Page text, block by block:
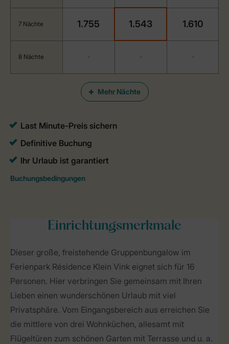
Mehr Nächte
7 Nächte 1.755 1.543 1.610
8 Nächte - - -
Einrichtungsmerkmale
Dieser große, freistehende Gruppenbungalow im
Ferienpark Résidence Klein Vink eignet sich für 16
Personen. Hier verbringen Sie gemeinsam mit Ihren
Lieben einen wunderschönen Urlaub mit viel
Privatsphäre. Vom Eingangsbereich aus erreichen Sie
die mittlere von drei Wohnküchen, allesamt mit
Flügeltüren zum schönen Garten mit Terrasse und u. a.